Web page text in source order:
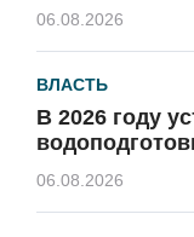
06.08.2026
ВЛАСТЬ
В 2026 году
06.08.2026